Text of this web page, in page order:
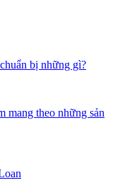
bị những gì?
mang theo những sản